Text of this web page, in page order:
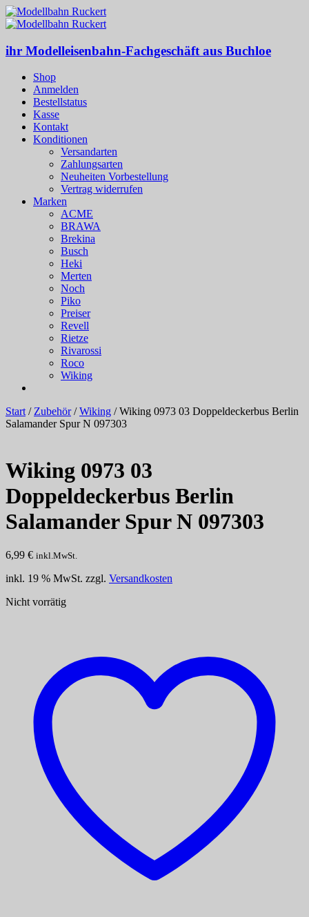
ihr Modelleisenbahn-Fachgeschäft aus Buchloe
Shop
Anmelden
Bestellstatus
Kasse
Kontakt
Konditionen
Versandarten
Zahlungsarten
Neuheiten Vorbestellung
Vertrag widerrufen
Marken
ACME
BRAWA
Brekina
Busch
Heki
Merten
Noch
Piko
Preiser
Revell
Rietze
Rivarossi
Roco
Wiking
Start/Zubehör/Wiking / Wiking 0973 03 Doppeldeckerbus Berlin
Salamander Spur N 097303
Wiking 0973 03
Doppeldeckerbus Berlin
Salamander Spur N 097303
6,99 € inkl.MwSt.
inkl. 19 % MwSt. zzgl. Versandkosten
Nicht vorrätig